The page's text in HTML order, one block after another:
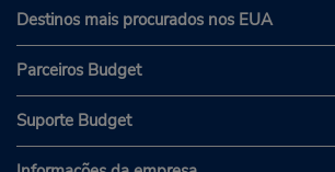
Destinos mais procurados nos EUA
Parceiros Budget
Suporte Budget